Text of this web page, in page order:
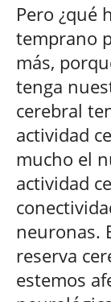
Pero ¿qué
temprano
más,
tenga
cerebral
actividad
mucho el
actividad
neuronas.
reserva
estemos